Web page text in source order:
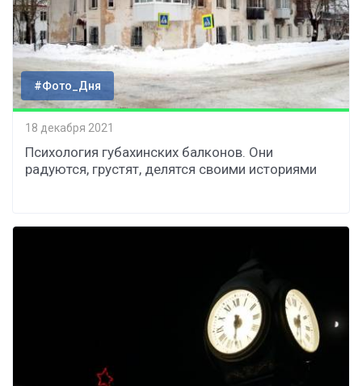
#Фото_Дня
18 декабря 2021
Психология губахинских балконов. Они
радуются, грустят, делятся своими историями